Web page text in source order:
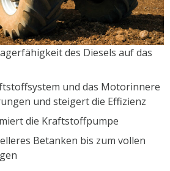
des Diesels auf das
und das Motorinnere
und steigert die Effizienz
die Kraftstoffpumpe
Betanken bis zum vollen